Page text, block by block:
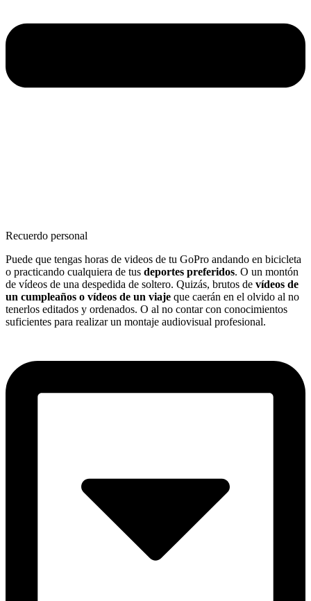
Recuerdo personal
Puede que tengas horas de videos de tu GoPro andando en bicicleta
o practicando cualquiera de tus deportes preferidos. O un montón
de vídeos de una despedida de soltero. Quizás, brutos de vídeos de
un cumpleaños o vídeos de un viaje que caerán en el olvido al no
tenerlos editados y ordenados. O al no contar con conocimientos
suficientes para realizar un montaje audiovisual profesional.